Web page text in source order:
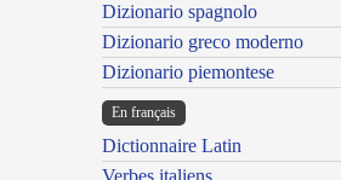
Dizionario spagnolo
Dizionario greco moderno
Dizionario piemontese
En français
Dictionnaire Latin